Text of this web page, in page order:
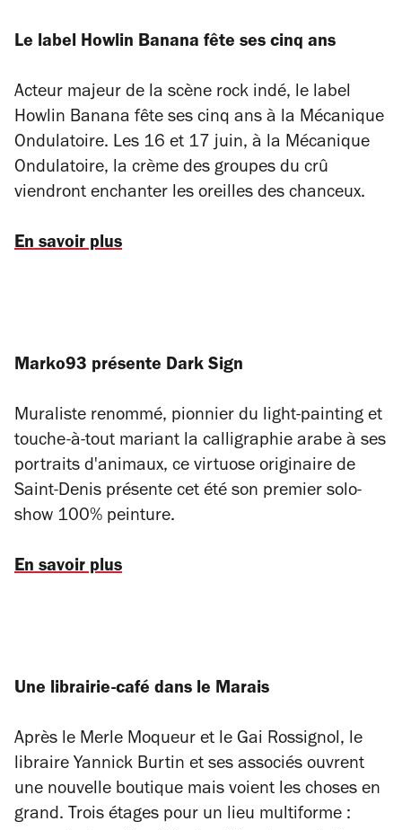
Le label Howlin Banana fête ses cinq ans
Acteur majeur de la scène rock indé, le label
Howlin Banana fête ses cinq ans à la Mécanique
Ondulatoire. Les 16 et 17 juin, à la Mécanique
Ondulatoire, la crème des groupes du crû
viendront enchanter les oreilles des chanceux.
En savoir plus
Marko93 présente Dark Sign
Muraliste renommé, pionnier du light-painting et
touche-à-tout mariant la calligraphie arabe à ses
portraits d'animaux, ce virtuose originaire de
Saint-Denis présente cet été son premier solo-
show 100% peinture.
En savoir plus
Une librairie-café dans le Marais
Après le Merle Moqueur et le Gai Rossignol, le
libraire Yannick Burtin et ses associés ouvrent
une nouvelle boutique mais voient les choses en
grand. Trois étages pour un lieu multiforme :